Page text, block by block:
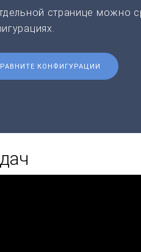
странице можно
КОНФИГУРАЦИИ